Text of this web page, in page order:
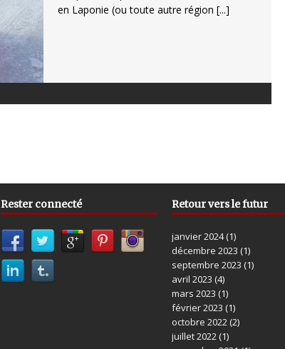
en Laponie (ou toute autre région [...]
Rester connecté Retour vers le futur
janvier 2024(1)
décembre 2023 (1)
septembre 2023 (1)
avril 2023 (4)
mars 2023 (1)
février 2023 (1)
octobre 2022(2)
juillet 2022(1)